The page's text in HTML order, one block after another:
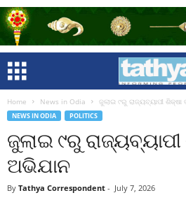
Home News in Odia ଜୁଲାଇ ୯ରୁ ରାଜ୍ୟବ୍ୟାପୀ ଶିକ୍ଷା
NEWS IN ODIA POLITICS
ଜୁଲାଇ ୯ରୁ
ଅଭିଯାନ
By Tathya Correspondent - July 7, 2026